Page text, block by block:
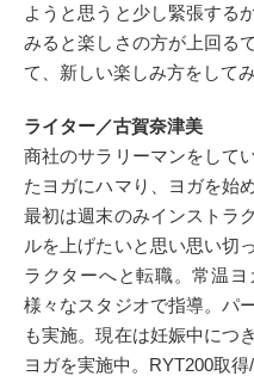
ようと思うと少し緊張する
みると楽しさの方が上回る
て、新しい楽しみ方をして
ライター／古賀奈津美
商社のサラリーマンをして
たヨガにハマり、ヨガを始
最初は週末のみインストラ
ルを上げたいと思い思い切
ラクターへと転職。常温ヨ
様々なスタジオで指導。パ
も実施。現在は妊娠中につ
ヨガを実施中。RYT200取